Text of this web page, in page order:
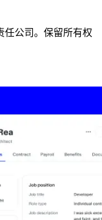
任公司。保留所有权